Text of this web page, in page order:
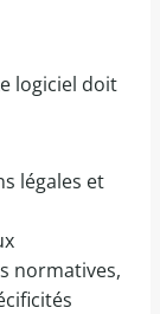
logiciel doit
légales et
normatives,